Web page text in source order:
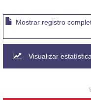
Mostrar registro
Visualizar